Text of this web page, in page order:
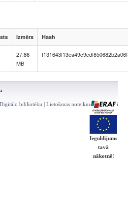
Izmērs Hash
27.86
MB
bibliotēku | Lietošanas noteikumi | Kontakti
Ieguldījums
tavā
nākotnē!